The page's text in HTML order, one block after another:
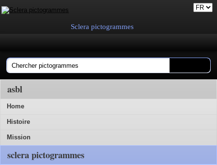
Sclera pictogrammes
asbl
Home
Histoire
Mission
sclera pictogrammes